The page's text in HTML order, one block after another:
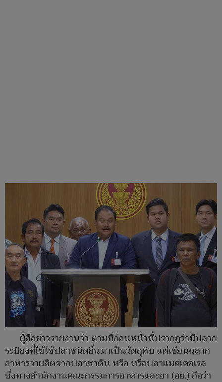
ผู้สื่อข่าวรายงานว่า ตามที่ก่อนหน้านี้ปรากฏว่ามีปลาก
ระป๋องที่ใช้ใช้ปลาชนิดอื่นมาเป็นวัตถุดิบ แต่เขียนฉลาก
อาหารว่าผลิตจากปลาซาดีน หรือ หรือปลาแมคเคอเรล
ซึ่งทางสำนักงานคณะกรรมการอาหารและยา (อย.) ถือว่า